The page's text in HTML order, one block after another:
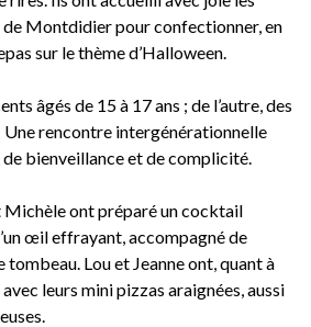
de Montdidier pourconfectionner, en
sur le thème d’Halloween.
âgés de 15 à 17 ans ; de l’autre, des
Une rencontre intergénérationnelle
bienveillance et de complicité.
Michèle ont préparé un cocktail
œil effrayant, accompagné de
tombeau. Lou et Jeanne ont, quant à
leurs mini pizzas araignées, aussi